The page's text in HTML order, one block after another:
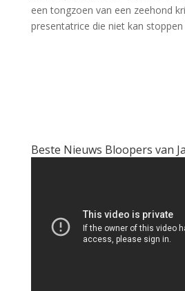
een tongzoen van een zeehond
presentatrice die niet kan
Beste Nieuws Bloopers van